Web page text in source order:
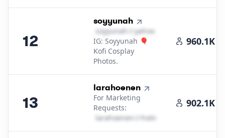
12
12.
soyyunah
s​o​y​y​u​n​a​h​
yahoo․cοm
IG: Soyyunah 🎈
Kofi Cosplay
Photos.
960.1K
13
13.
larahoenen
For Marketing
Requests:
l​a​r​a​h​o​e​n​e​n​
hotmail․cοm
902.1K